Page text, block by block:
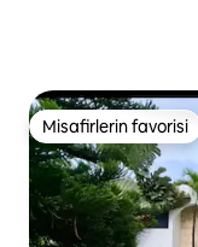
Misafirlerin favorisi
Misafirlerin favorisi